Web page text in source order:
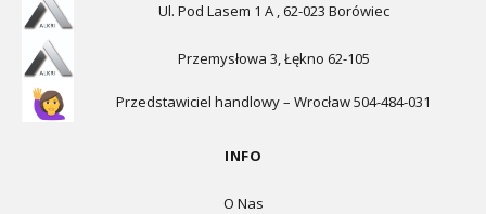
Ul. Pod Lasem 1 A , 62-023 Borówiec
Przemysłowa 3, Łękno 62-105
Przedstawiciel handlowy – Wrocław 504-484-031
INFO
O Nas